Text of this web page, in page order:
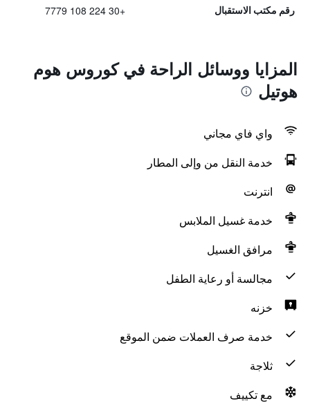
رقم مكتب الاستقبال +30 224 108 7779
المزايا ووسائل الراحة في كوروس هوم
هوتيل
واي فاي مجاني
خدمة النقل من وإلى المطار
انترنت
خدمة غسيل الملابس
مرافق الغسيل
مجالسة أو رعاية الطفل
خزنه
خدمة صرف العملات ضمن الموقع
ثلاجة
مع تكييف